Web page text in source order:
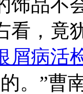
饰品不
看，竟
屑病活
。”曹